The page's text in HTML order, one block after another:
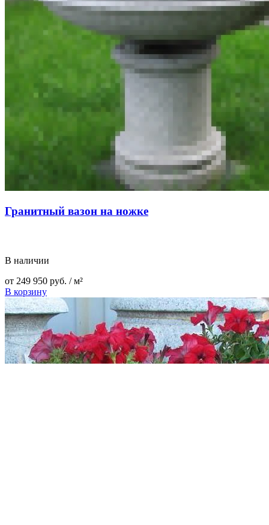
Гранитный вазон на ножке
В наличии
от 249 950 руб. / м²
В корзину